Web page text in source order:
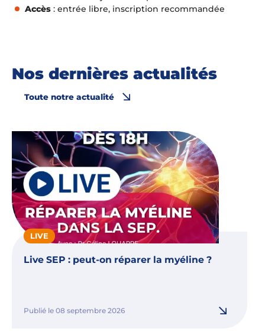
Accès : entrée libre, inscription recommandée
Nos dernières actualités
Toute notre actualité
LIVE
Live SEP : peut-on réparer la myéline ?
Publié le 08 septembre 2026